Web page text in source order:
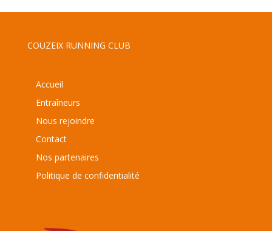
COUZEIX RUNNING CLUB
Accueil
Entraîneurs
Nous rejoindre
Contact
Nos partenaires
Politique de confidentialité